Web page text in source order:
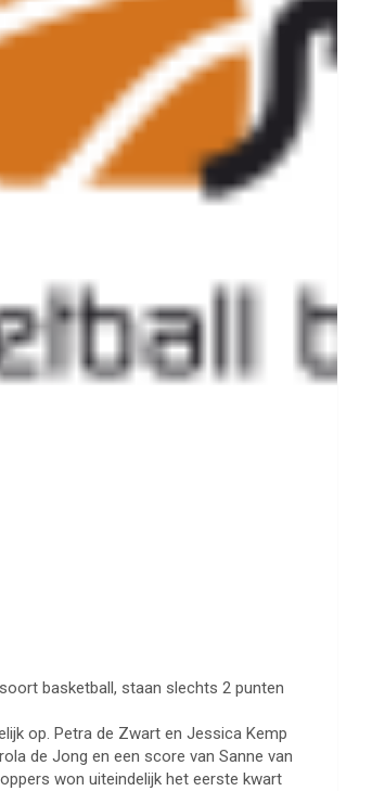
basketball, staan slechts 2 punten
op. Petra de Zwart en Jessica Kemp
de Jong en een score van Sanne van
won uiteindelijk het eerste kwart